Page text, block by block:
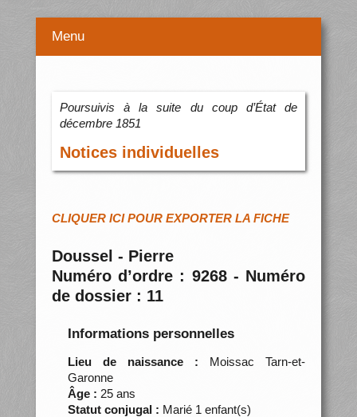
Menu
Poursuivis à la suite du coup d’État de
décembre 1851
Notices individuelles
CLIQUER ICI POUR EXPORTER LA FICHE
Doussel - Pierre
Numéro d’ordre : 9268 - Numéro
de dossier : 11
Informations personnelles
Lieu de naissance : Moissac Tarn-et-
Garonne
Âge : 25 ans
Statut conjugal : Marié 1 enfant(s)